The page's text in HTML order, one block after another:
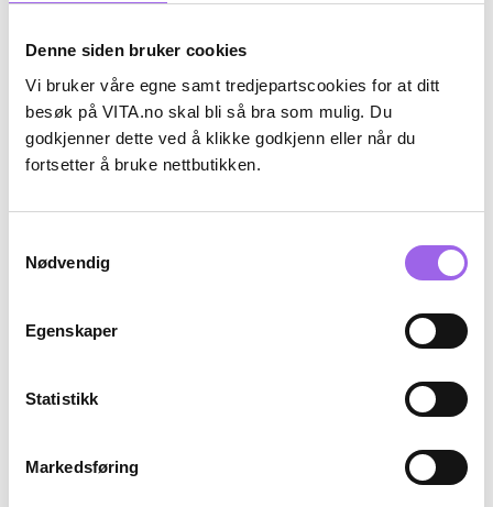
Denne siden bruker cookies
Vi bruker våre egne samt tredjepartscookies for at ditt
besøk på VITA.no skal bli så bra som mulig. Du
godkjenner dette ved å klikke godkjenn eller når du
fortsetter å bruke nettbutikken.
Nødvendig
Egenskaper
Statistikk
Markedsføring
NIOXIN
På lager på Vita.no
Utilgjengelig i butikk
NIOXIN
Kun på nett